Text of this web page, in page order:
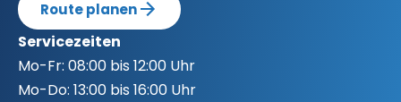
Route planen
Servicezeiten
Mo-Fr: 08:00 bis 12:00 Uhr
Mo-Do: 13:00 bis 16:00 Uhr